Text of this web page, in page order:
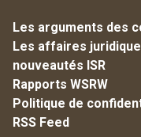
Les arguments des
Les affaires
nouveautés ISR
Rapports WSRW
Politique de
RSS Feed